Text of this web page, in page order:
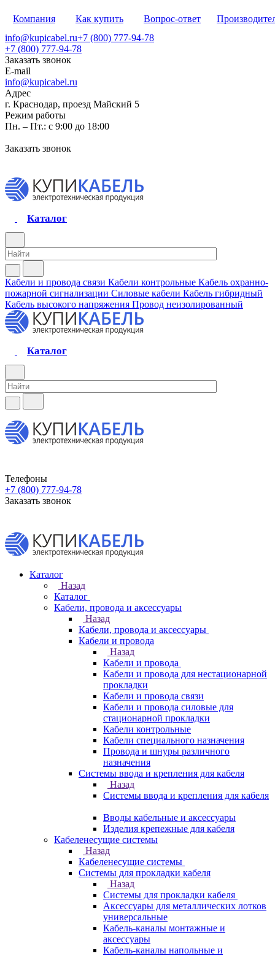
Компания Как купить Вопрос-ответ
info@kupicabel.ru+7 (800) 777-94-78
+7 (800) 777-94-78
Заказать звонок
E-mail
info@kupicabel.ru
Адрес
г. Краснодар, проезд Майский 5
Режим работы
Пн. – Пт.: с 9:00 до 18:00
Заказать звонок
Каталог
Кабели и провода связи Кабели контрольные Кабель охранно-
пожарной сигнализации Силовые кабели Кабель гибридный
Кабель высокого напряжения Провод неизолированный
Каталог
Телефоны
+7 (800) 777-94-78
Заказать звонок
Каталог
Назад
Каталог
Кабели, провода и аксессуары
Назад
Кабели, провода и аксессуары
Кабели и провода
Назад
Кабели и провода
Кабели и провода для нестационарной
прокладки
Кабели и провода связи
Кабели и провода силовые для
стационарной прокладки
Кабели контрольные
Кабели специального назначения
Провода и шнуры различного
назначения
Системы ввода и крепления для кабеля
Назад
Системы ввода и крепления для кабеля
Вводы кабельные и аксессуары
Изделия крепежные для кабеля
Кабеленесущие системы
Назад
Кабеленесущие системы
Системы для прокладки кабеля
Назад
Системы для прокладки кабеля
Аксессуары для металлических лотков
универсальные
Кабель-каналы монтажные и
аксессуары
Кабель-каналы напольные и